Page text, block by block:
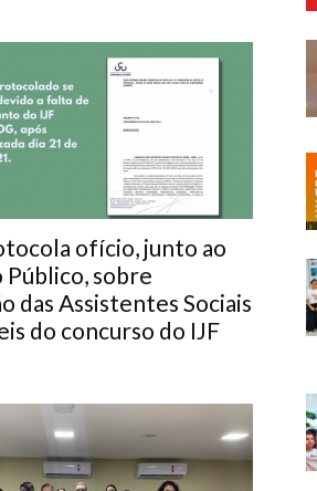
ofício, junto ao
sobre
das Assistentes Sociais
do concurso do IJF